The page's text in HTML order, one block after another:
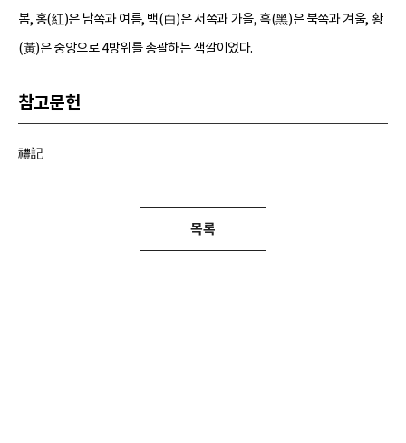
봄, 홍(紅)은 남쪽과 여름, 백(白)은 서쪽과 가을, 흑(黑)은 북쪽과 겨울, 황
(黃)은 중앙으로 4방위를 총괄하는 색깔이었다.
참고문헌
禮記
목록